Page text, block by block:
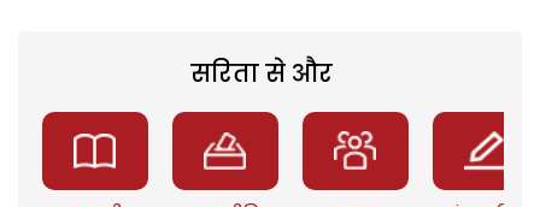
सरिता से और